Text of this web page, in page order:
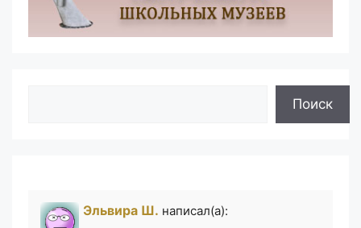
Поиск
Эльвира Ш. написал(а):